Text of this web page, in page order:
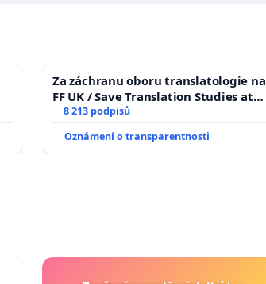
Za záchranu oboru translatologie na
FF UK / Save Translation Studies at
the Faculty of Arts, Charles
8 213 podpisů
Oznámení o transparentnosti